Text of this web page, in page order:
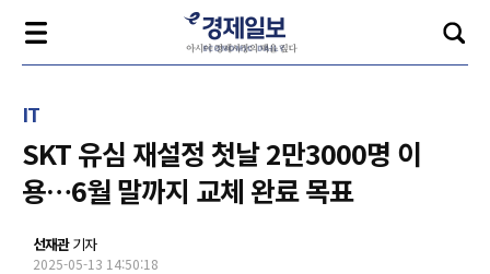
IT
SKT 유심 재설정 첫날 2만3000명 이
용…6월 말까지 교체 완료 목표
선재관기자
2025-05-13 14:50:18